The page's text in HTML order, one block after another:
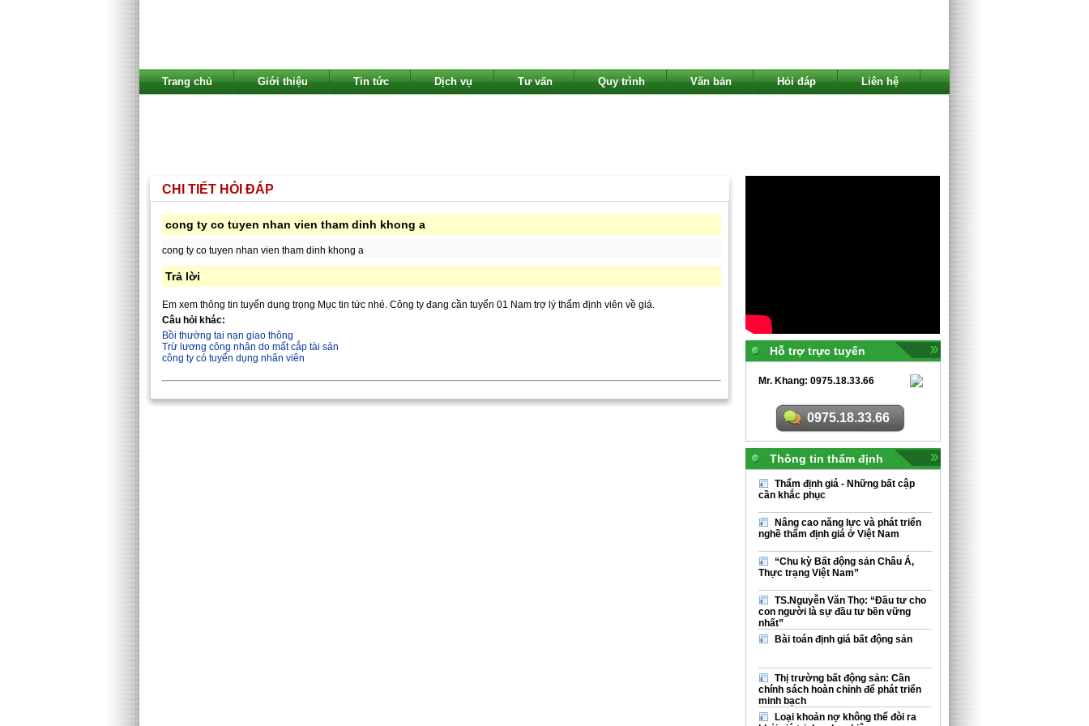
Trang chủ Giới thiệu Tin tức Dịch vụ Tư vấn Quy trình Văn bản Hỏi đáp Liên hệ
CHI TIẾT HỎI ĐÁP
cong ty co tuyen nhan vien tham dinh khong a
cong ty co tuyen nhan vien tham dinh khong a
Trả lời
Em xem thông tin tuyển dụng trọng Mục tin tức nhé. Công ty đang cần tuyển 01 Nam trợ lý thẩm định viên về giá.
Câu hỏi khác:
Bồi thường tai nạn giao thông
Trừ lương công nhân do mất cắp tài sản
công ty có tuyển dụng nhân viên
Hỗ trợ trực tuyến
Mr. Khang: 0975.18.33.66
0975.18.33.66
Thông tin thẩm định
Thẩm định giá - Những bất cập
cần khắc phục
Nâng cao năng lực và phát triển
nghề thẩm định giá ở Việt Nam
“Chu kỳ Bất động sản Châu Á,
Thực trạng Việt Nam”
TS.Nguyễn Văn Thọ: “Đầu tư cho
con người là sự đầu tư bền vững
nhất”
Bài toán định giá bất động sản
Thị trường bất động sản: Cần
chính sách hoàn chỉnh để phát triển
minh bạch
Loại khoản nợ không thể đòi ra